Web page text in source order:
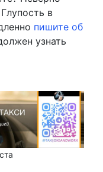
в
пишите об
узнать